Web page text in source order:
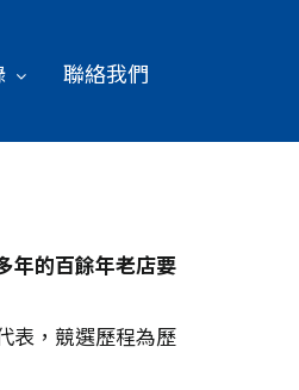
聯絡我們
年的百餘年老店要
表，競選歷程為歷